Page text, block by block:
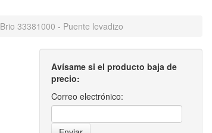
Brio 33381000 - Puente levadizo
Avísame si el producto baja de
precio:
Correo electrónico: